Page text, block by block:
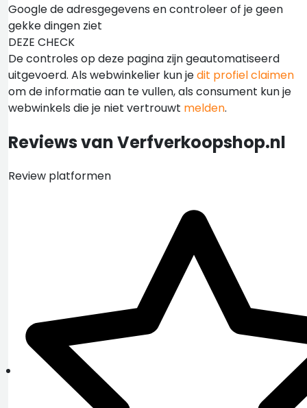
Google de adresgegevens en controleer of je geen
gekke dingen ziet
DEZE CHECK
De controles op deze pagina zijn geautomatiseerd
uitgevoerd. Als webwinkelier kun jedit profiel claimen
om de informatie aan te vullen, als consument kun je
webwinkels die je niet vertrouwt melden.
Reviews van Verfverkoopshop.nl
Review platformen